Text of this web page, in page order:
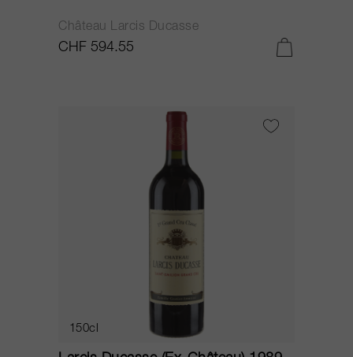
Château Larcis Ducasse
CHF 594.55
150cl